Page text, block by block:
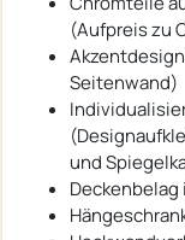
(Aufpreis zu
Seitenwand)
und